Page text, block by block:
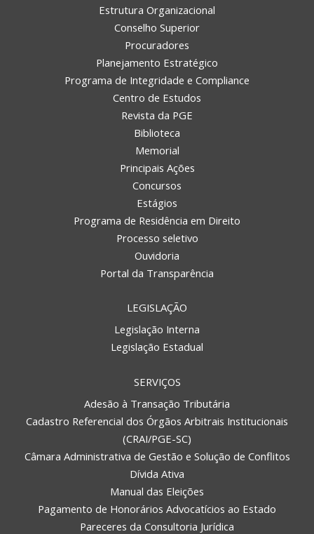
Estrutura Organizacional
Conselho Superior
Procuradores
Planejamento Estratégico
Programa de Integridade e Compliance
Centro de Estudos
Revista da PGE
Biblioteca
Memorial
Principais Ações
Concursos
Estágios
Programa de Residência em Direito
Processo seletivo
Ouvidoria
Portal da Transparência
LEGISLAÇÃO
Legislação Interna
Legislação Estadual
SERVIÇOS
Adesão à Transação Tributária
Cadastro Referencial dos Órgãos Arbitrais Institucionais
(CRAI/PGE-SC)
Câmara Administrativa de Gestão e Solução de Conflitos
Dívida Ativa
Manual das Eleições
Pagamento de Honorários Advocatícios ao Estado
Pareceres da Consultoria Jurídica